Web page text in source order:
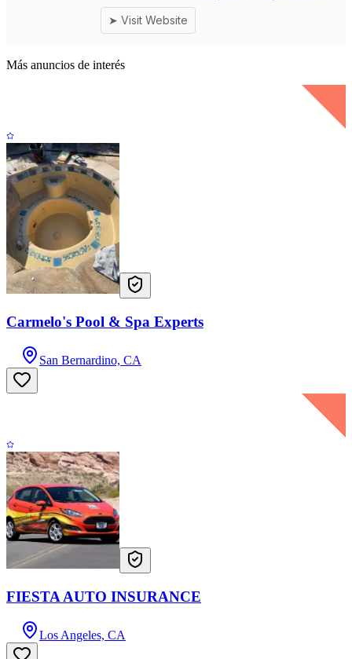
Más anuncios de interés
Carmelo's Pool & Spa Experts
San Bernardino, CA
FIESTA AUTO INSURANCE
Los Angeles, CA